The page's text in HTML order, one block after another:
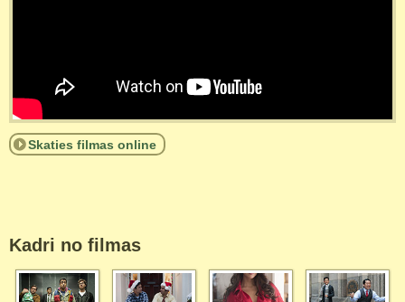
Skaties filmas online
Kadri no filmas